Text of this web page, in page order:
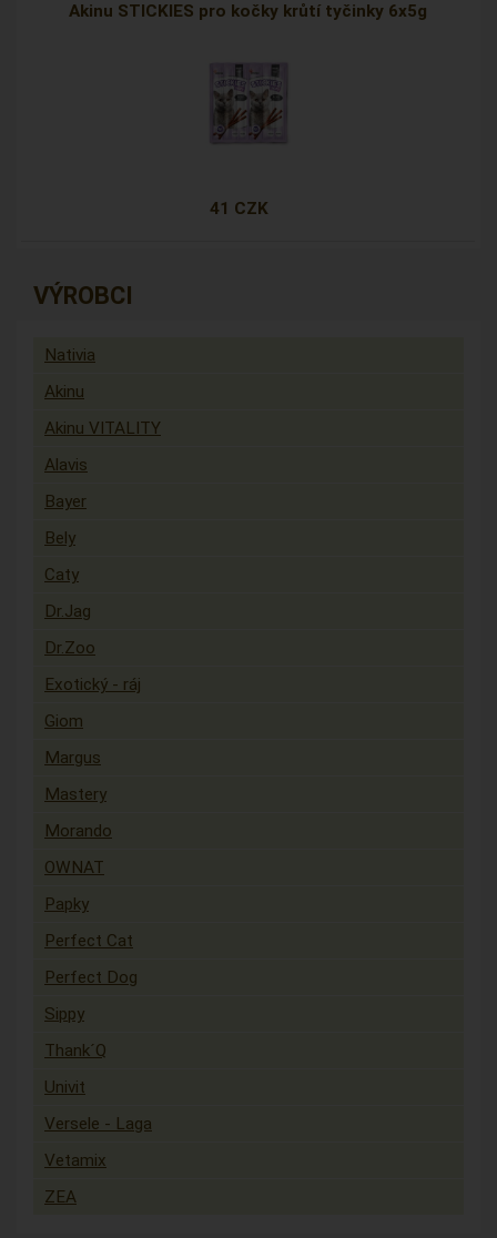
Akinu STICKIES pro kočky krůtí tyčinky 6x5g
41 CZK
VÝROBCI
Nativia
Akinu
Akinu VITALITY
Alavis
Bayer
Bely
Caty
Dr.Jag
Dr.Zoo
Exotický - ráj
Giom
Margus
Mastery
Morando
OWNAT
Papky
Perfect Cat
Perfect Dog
Sippy
Thank´Q
Univit
Versele - Laga
Vetamix
ZEA